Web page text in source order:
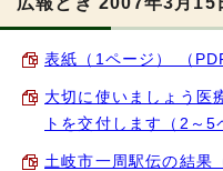
表紙（1ページ） （
大切に使いましょう医
トを交付します（2～
土岐市一周駅伝の結果